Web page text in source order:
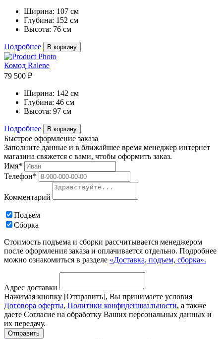
Ширина: 107 см
Глубина: 152 см
Высота: 76 см
Подробнее В корзину
Комод Ralene
79 500 ₽
Ширина: 142 см
Глубина: 46 см
Высота: 97 см
Подробнее В корзину
Быстрое оформление заказа
Заполните данные и в ближайшее время менеджер интернет
магазина свяжется с вами, чтобы оформить заказ.
Имя*
Телефон*
Комментарий
Подъем
Сборка
Стоимость подъема и сборки рассчитывается менеджером
после оформления заказа и оплачивается отдельно. Подробнее
можно ознакомиться в разделе «Доставка, подъем, сборка».
Адрес доставки
Нажимая кнопку [Отправить], Вы принимаете условия
Договора оферты, Политики конфиденциальности, а также
даете Согласие на обработку Ваших персональных данных и
их передачу.